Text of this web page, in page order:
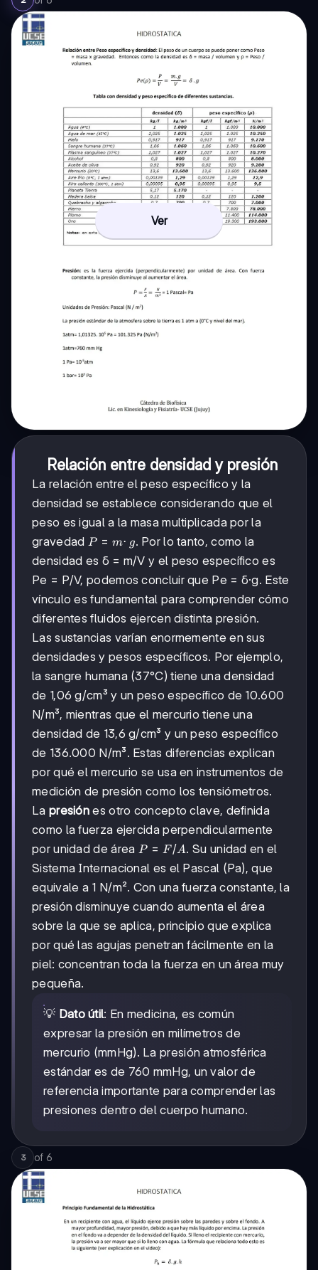
Ver
Relación entre densidad y presión
La relación entre el peso específico y la
densidad se establece considerando que el
peso es igual a la masa multiplicada por la
gravedad P =
m·g
P = m⋅ g. Por lo tanto, como la
densidad es δ = m/V y el peso específico es
Pe = P/V, podemos concluir que Pe = δ·g. Este
vínculo es fundamental para comprender cómo
diferentes fluidos ejercen distinta presión.
Las sustancias varían enormemente en sus
densidades y pesos específicos. Por ejemplo,
la sangre humana (37°C) tiene una densidad
de 1,06 g/cm³ y un peso específico de 10.600
N/m³, mientras que el mercurio tiene una
densidad de 13,6 g/cm³ y un peso específico
de 136.000 N/m³. Estas diferencias explican
por qué el mercurio se usa en instrumentos de
medición de presión como los tensiómetros.
La presión es otro concepto clave, definida
como la fuerza ejercida perpendicularmente
por unidad de área P =
F/A
P = F /A. Su unidad en el
Sistema Internacional es el Pascal (Pa), que
equivale a 1 N/m². Con una fuerza constante, la
presión disminuye cuando aumenta el área
sobre la que se aplica, principio que explica
por qué las agujas penetran fácilmente en la
piel: concentran toda la fuerza en un área muy
pequeña.
💡 Dato útil: En medicina, es común
expresar la presión en milímetros de
mercurio (mmHg). La presión atmosférica
estándar es de 760 mmHg, un valor de
referencia importante para comprender las
presiones dentro del cuerpo humano.
3 of 6